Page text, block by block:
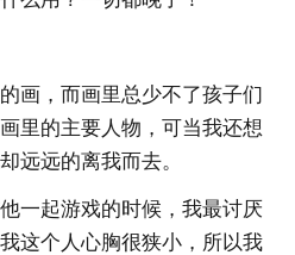
画，而画里总少不了孩子们
里的主要人物，可当我还想
远远的离我而去。
一起游戏的时候，我最讨厌
这个人心胸很狭小，所以我